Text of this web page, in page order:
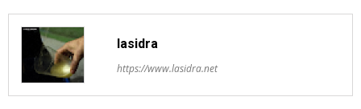
lasidra
https://www.lasidra.net